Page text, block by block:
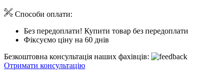
Способи оплати:
Без передоплати! Купити товар без передоплати
Фіксуємо ціну на 60 днів
Безкоштовна консультація наших фахівців:
Отримати консультацію